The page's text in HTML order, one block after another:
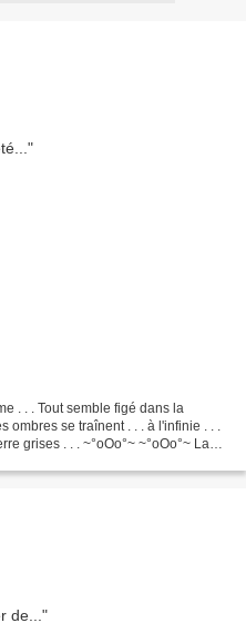
. . . Tout semble figé dans la
ombres se traînent . . . à l'infinie . . .
grises . . . ~°oOo°~ ~°oOo°~ La